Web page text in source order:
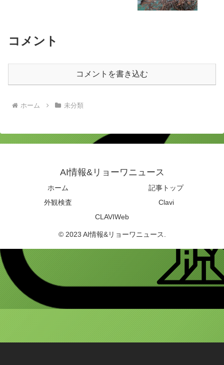
コメント
コメントを書き込む
ホーム 未分類
AI情報&リョーワニュース
ホーム
記事トップ
外観検査
Clavi
CLAVIWeb
© 2023 AI情報&リョーワニュース.